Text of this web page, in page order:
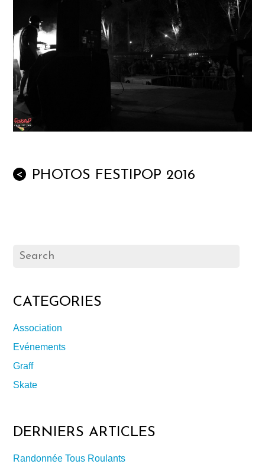
< PHOTOS FESTIPOP 2016
CATEGORIES
Association
Evénements
Graff
Skate
DERNIERS ARTICLES
Randonnée Tous Roulants